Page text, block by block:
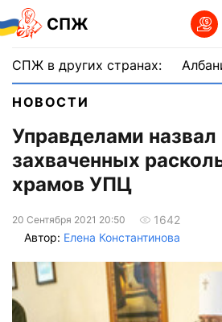
СПЖ
СПЖ в других странах:
НОВОСТИ
Управделами
захваченных
храмов УПЦ
20 Сентября 2021 20:50
1642
Автор: Елена Константинова